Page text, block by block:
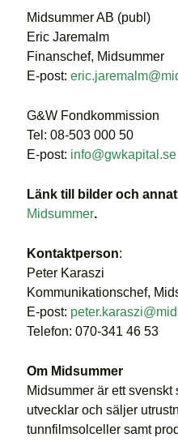
Midsummer AB (publ)
Eric Jaremalm
Finanschef, Midsummer
E-post:
G&W Fondkommission
Tel: 08-503 000 50
E-post: info@gwkapital.se
Länk till bilder och
Midsummer.
Kontaktperson:
Peter Karaszi
Kommunikationschef,
E-post:
Telefon: 070-341 46 53
Om Midsummer
Midsummer är ett
utvecklar och säljer
tunnfilmsolceller samt